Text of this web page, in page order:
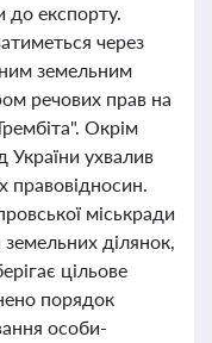
до експорту.
через
земельним
речових прав на
Окрім
України ухвалив
правовідносин.
міськради
ділянок,
цільове
порядок
особи-